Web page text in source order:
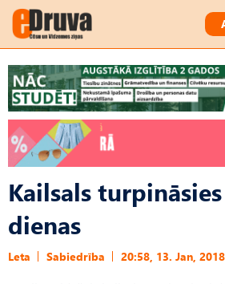
Kailsals
dienas
Leta Sabiedrība 20:58, 13. Jan, 2018